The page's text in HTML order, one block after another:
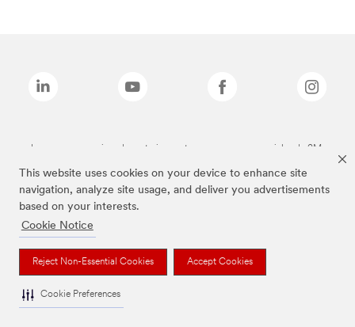
This website uses cookies on your device to enhance site
navigation, analyze site usage, and deliver you advertisements
based on your interests.
Cookie Notice
Reject Non-Essential Cookies Accept Cookies
Cookie Preferences
Las marcas mencionadas anteriormente son marcas comerciales de 3M.